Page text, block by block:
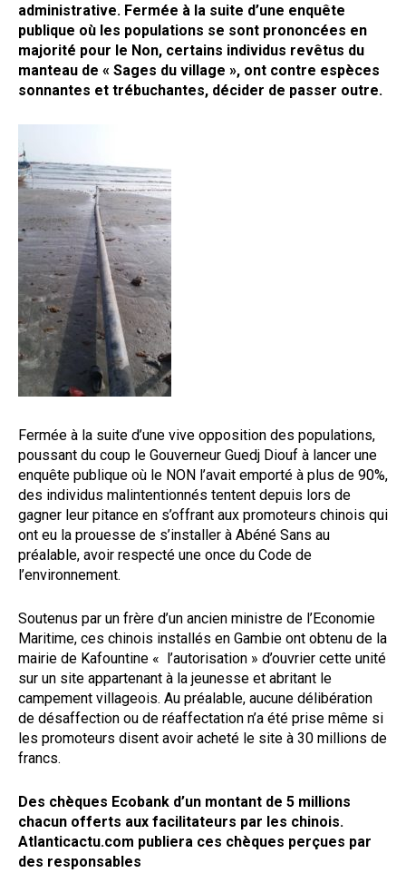
administrative. Fermée à la suite d’une enquête
publique où les populations se sont prononcées en
majorité pour le Non, certains individus revêtus du
manteau de « Sages du village », ont contre espèces
sonnantes et trébuchantes, décider de passer outre.
Fermée à la suite d’une vive opposition des populations,
poussant du coup le Gouverneur Guedj Diouf à lancer une
enquête publique où le NON l’avait emporté à plus de 90%,
des individus malintentionnés tentent depuis lors de
gagner leur pitance en s’offrant aux promoteurs chinois qui
ont eu la prouesse de s’installer à Abéné Sans au
préalable, avoir respecté une once du Code de
l’environnement.
Soutenus par un frère d’un ancien ministre de l’Economie
Maritime, ces chinois installés en Gambie ont obtenu de la
mairie de Kafountine « l’autorisation » d’ouvrier cette unité
sur un site appartenant à la jeunesse et abritant le
campement villageois. Au préalable, aucune délibération
de désaffection ou de réaffectation n’a été prise même si
les promoteurs disent avoir acheté le site à 30 millions de
francs.
Des chèques Ecobank d’un montant de 5 millions
chacun offerts aux facilitateurs par les chinois.
Atlanticactu.com publiera ces chèques perçues par
des responsables